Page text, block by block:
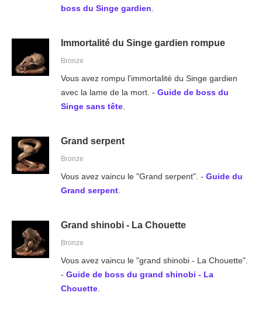
boss du Singe gardien.
Immortalité du Singe gardien rompue
Bronze
Vous avez rompu l'immortalité du Singe gardien
avec la lame de la mort. - Guide de boss du
Singe sans tête.
Grand serpent
Bronze
Vous avez vaincu le "Grand serpent". - Guide du
Grand serpent.
Grand shinobi - La Chouette
Bronze
Vous avez vaincu le "grand shinobi - La Chouette".
- Guide de boss du grand shinobi - La
Chouette.